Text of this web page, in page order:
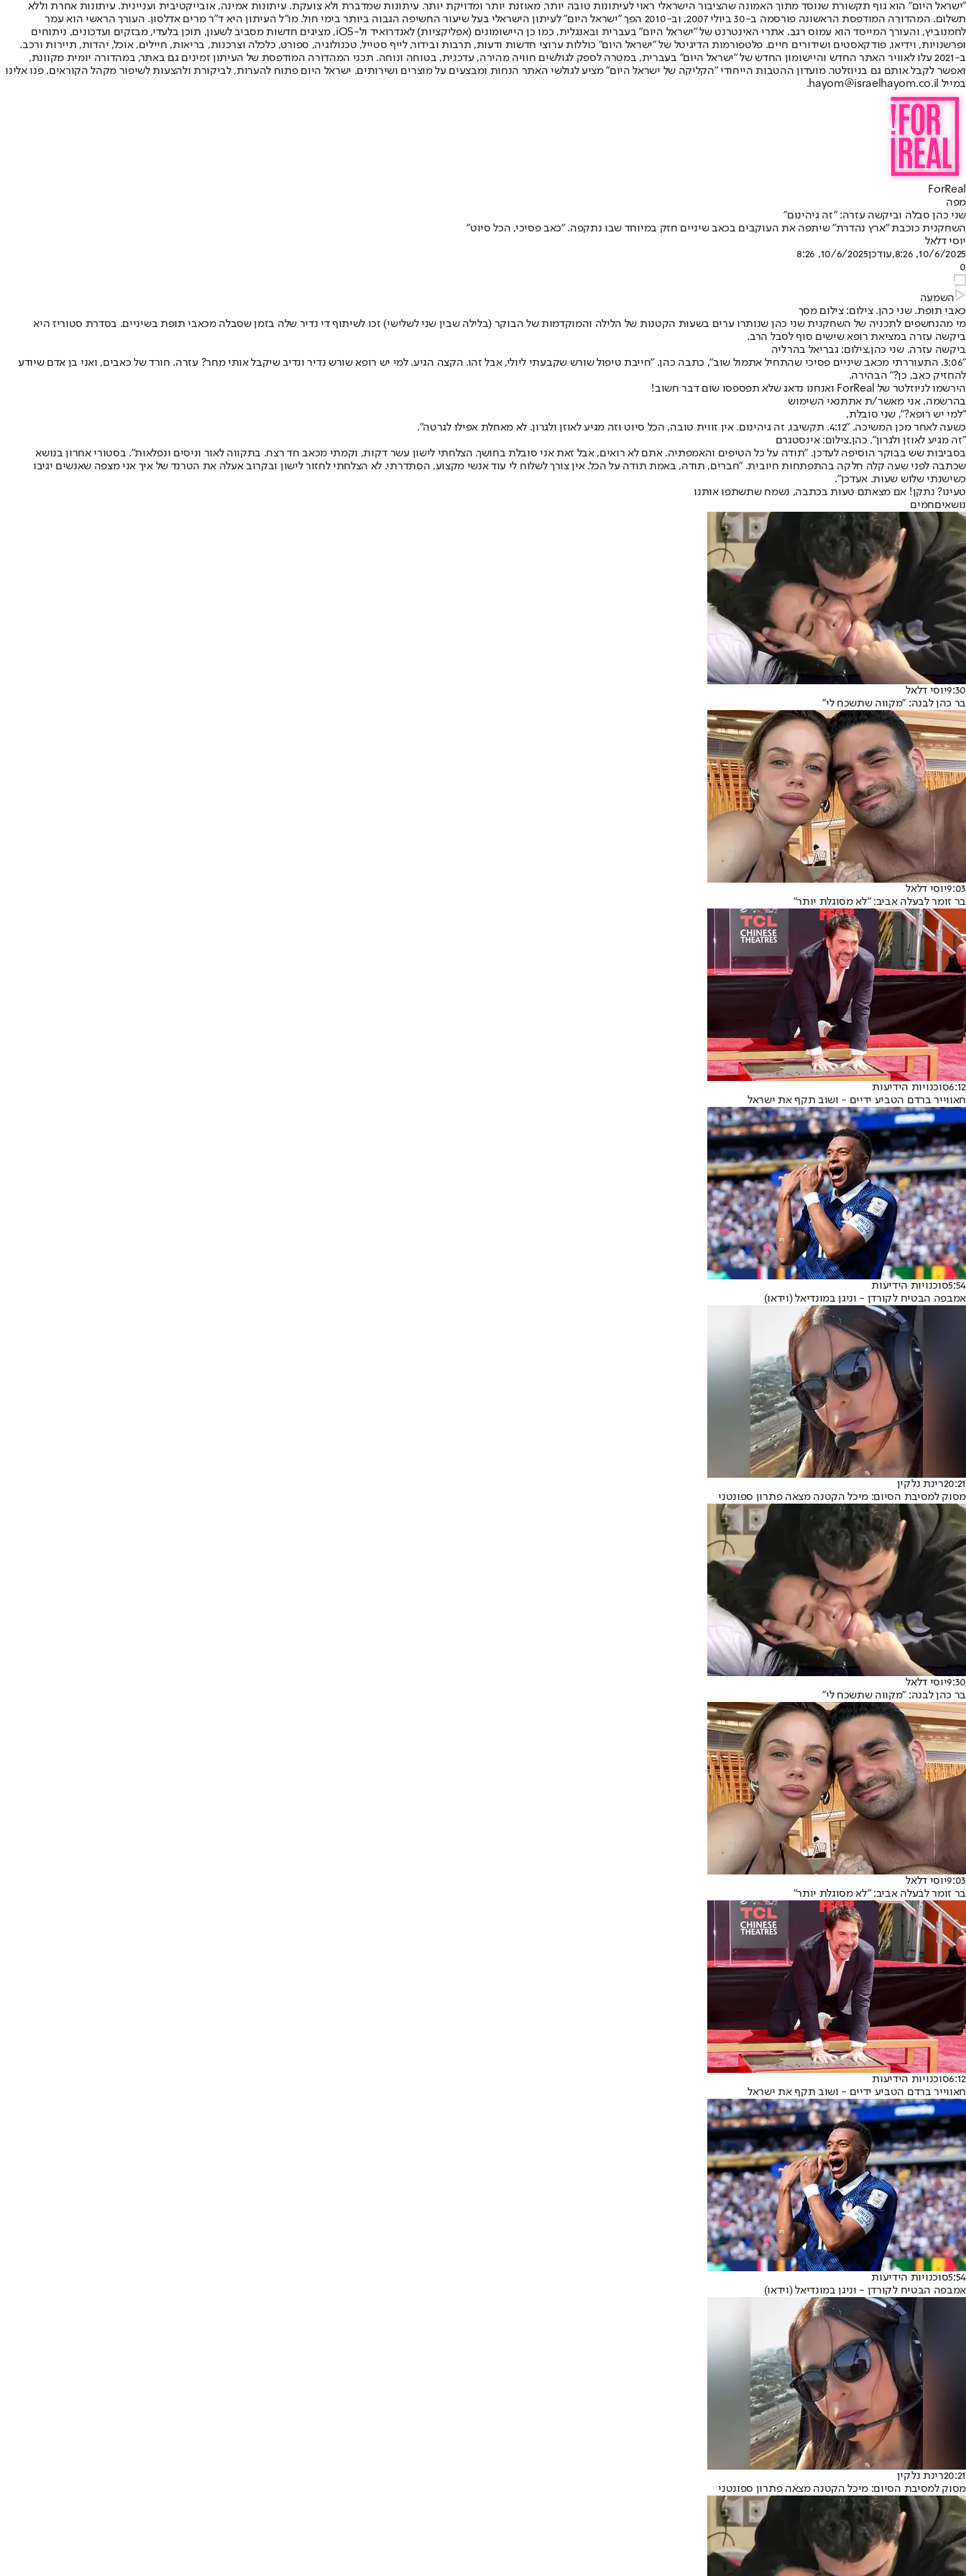
"ישראל היום" הוא גוף תקשורת שנוסד מתוך האמונה שהציבור הישראלי ראוי לעיתונות טובה יותר, מאוזנת יותר ומדויקת יותר. עיתונות שמדברת ולא צועקת. עיתונות אמינה, אובייקטיבית ועניינית. עיתונות אחרת וללא
תשלום. המהדורה המודפסת הראשונה פורסמה ב-30 ביולי 2007, וב-2010 הפך "ישראל היום" לעיתון הישראלי בעל שיעור החשיפה הגבוה ביותר בימי חול. מו"ל העיתון היא ד"ר מרים אדלסון. העורך הראשי הוא עמר
לחמנוביץ, והעורך המייסד הוא עמוס רגב. אתרי האינטרנט של "ישראל היום" בעברית ובאנגלית, כמו כן היישומונים (אפליקציות) לאנדרואיד ול-iOS, מציגים חדשות מסביב לשעון, תוכן בלעדי, מבזקים ועדכונים, ניתוחים
ופרשנויות, וידיאו, פודקאסטים ושידורים חיים. פלטפורמות הדיגיטל של "ישראל היום" כוללות ערוצי חדשות ודעות, תרבות ובידור, לייף סטייל, טכנולוגיה, ספורט, כלכלה וצרכנות, בריאות, חיילים, אוכל, יהדות, תיירות ורכב.
ב-2021 עלו לאוויר האתר החדש והיישומון החדש של "ישראל היום" בעברית, במטרה לספק לגולשים חוויה מהירה, עדכנית, בטוחה ונוחה. תכני המהדורה המודפסת של העיתון זמינים גם באתר, במהדורה יומית מקוונת,
ואפשר לקבל אותם גם בניוזלטר. מועדון ההטבות הייחודי "הקליקה של ישראל היום" מציע לגולשי האתר הנחות ומבצעים על מוצרים ושירותים. ישראל היום פתוח להערות, לביקורת ולהצעות לשיפור מקהל הקוראים. פנו אלינו
במייל hayom@israelhayom.co.il.
ForReal
מפה
שני כהן סבלה וביקשה עזרה: "זה גיהינום"
השחקנית כוכבת "ארץ נהדרת" שיתפה את העוקבים בכאב שיניים חזק במיוחד שבו נתקפה. "כאב פסיכי, הכל סיוט"
יוסי דלאל
10/6/2025, 8:26
,עודכן10/6/2025, 8:26
0
השמעה
כאבי תופת. שני כהן. צילום: צילום מסך
מי מהנחשפים לתכניה של השחקנית שני כהן שנותרו ערים בשעות הקטנות של הלילה והמוקדמות של הבוקר (בלילה שבין שני לשלישי) זכו לשיתוף די נדיר שלה בזמן שסבלה מכאבי תופת בשיניים. בסדרת סטוריז היא
ביקשה עזרה במציאת רופא שישים סוף לסבל הרב.
ביקשה עזרה. שני כהן,צילום: גבריאל בהרליה
"3:06. התעוררתי מכאב שיניים פסיכי שהתחיל אתמול שוב", כתבה כהן. "חייבת טיפול שורש שקבעתי ליולי, אבל זהו. הקצה הגיע. למי יש רופא שורש נדיר ונדיב שיקבל אותי מחר? עזרה. חורד של כאבים, ואני בן אדם שיודע
להחזיק כאב, כן?" הבהירה.
הירשמו לניוזלטר של ForReal ואנחנו נדאג שלא תפספסו שום דבר חשוב!
בהרשמה, אני מאשר/ת אתתנאי השימוש
"למי יש רופא?", שני סובלת,
כשעה לאחר מכן המשיכה. "4:12. תקשיבו, זה גיהינום. אין זווית טובה, הכל סיוט וזה מגיע לאוזן ולגרון. לא מאחלת אפילו לגרטה".
"זה מגיע לאוזן ולגרון". כהן,צילום: אינסטגרם
בסביבות שש בבוקר הוסיפה לעדכן. "תודה על כל הטיפים והאמפתיה. אתם לא רואים, אבל זאת אני סובלת בחושך. הצלחתי לישון עשר דקות, וקמתי מכאב חד רצח. בתקווה לאור וניסים ונפלאות". בסטורי אחרון בנושא
שכתבה לפני שעה קלה חלקה בהתפתחות חיובית. "חברים, תודה, באמת תודה על הכל. אין צורך לשלוח לי עוד אנשי מקצוע, הסתדרתי. לא הצלחתי לחזור לישון ובקרוב אעלה את הטרנד של איך אני מצפה שאנשים יגיבו
כשישנתי שלוש שעות. אעדכן".
טעינו? נתקן! אם מצאתם טעות בכתבה, נשמח שתשתפו אותנו
נושאיםחמים
9:30יוסי דלאל
בר כהן לבנה: "מקווה שתשכח לי"
9:03יוסי דלאל
בר זומר לבעלה אביב: "לא מסוגלת יותר"
6:12סוכנויות הידיעות
חאווייר ברדם הטביע ידיים - ושוב תקף את ישראל
5:54סוכנויות הידיעות
אמבפה הבטיח לקורדן - וניגן במונדיאל (וידאו)
20:21רינת נלקין
מסוק למסיבת הסיום: מיכל הקטנה מצאה פתרון ספונטני
9:30יוסי דלאל
בר כהן לבנה: "מקווה שתשכח לי"
9:03יוסי דלאל
בר זומר לבעלה אביב: "לא מסוגלת יותר"
6:12סוכנויות הידיעות
חאווייר ברדם הטביע ידיים - ושוב תקף את ישראל
5:54סוכנויות הידיעות
אמבפה הבטיח לקורדן - וניגן במונדיאל (וידאו)
20:21רינת נלקין
מסוק למסיבת הסיום: מיכל הקטנה מצאה פתרון ספונטני